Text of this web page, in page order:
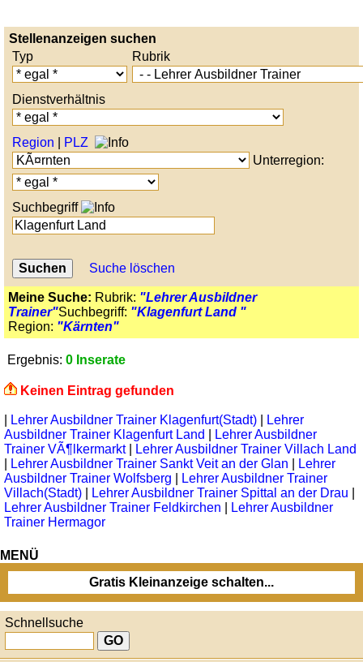
Stellenanzeigen suchen
Typ
Rubrik
Dienstverhältnis
Region
PLZ
Unterregion:
Suchbegriff
Suche löschen
Meine Suche: Rubrik: "Lehrer Ausbildner
Trainer"Suchbegriff: "Klagenfurt Land "
Region: "Kärnten"
Ergebnis: 0 Inserate
Keinen Eintrag gefunden
Lehrer Ausbildner Trainer Klagenfurt(Stadt)
Lehrer
Ausbildner Trainer Klagenfurt Land
Lehrer Ausbildner
Trainer VÃ¶lkermarkt|
Lehrer Ausbildner Trainer Villach Land
Lehrer Ausbildner Trainer Sankt Veit an der Glan
Lehrer
Ausbildner Trainer Wolfsberg
Lehrer Ausbildner Trainer
Villach(Stadt)
Lehrer Ausbildner Trainer Spittal an der Drau
Lehrer Ausbildner Trainer Feldkirchen
Lehrer Ausbildner
Trainer Hermagor
MENÜ
Gratis Kleinanzeige schalten...
Schnellsuche